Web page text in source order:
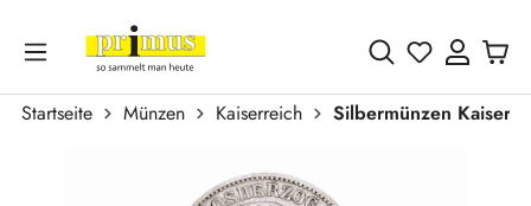
Zum Hauptinhalt springen
Du hast 0
Startseite Münzen Kaiserreich
Silbermünzen